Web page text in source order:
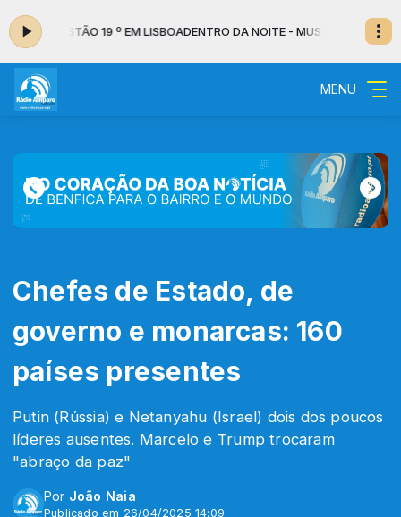
- ESTÃO 19 º EM LISBOADENTRO DA NOITE - MUSICAL das 02:00 às
MENU
Chefes de Estado, de
governo e monarcas: 160
países presentes
Putin (Rússia) e Netanyahu (Israel) dois dos poucos
líderes ausentes. Marcelo e Trump trocaram
"abraço da paz"
Por João Naia
Publicado em 26/04/2025 14:09